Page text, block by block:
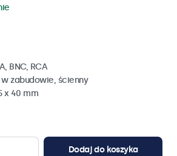
BNC, RCA
zabudowie, ścienny
x 40 mm
Dodaj do koszyka